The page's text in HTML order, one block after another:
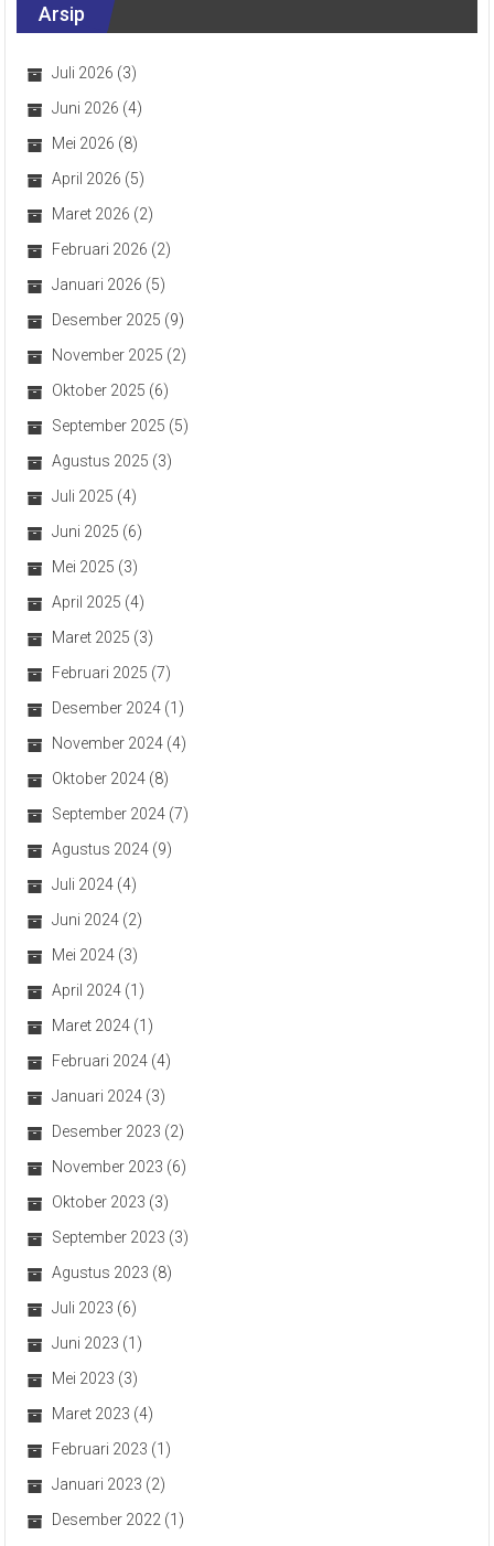
Arsip
Juli 2026 (3)
Juni 2026 (4)
Mei 2026 (8)
April 2026 (5)
Maret 2026 (2)
Februari 2026 (2)
Januari 2026 (5)
Desember 2025 (9)
November 2025 (2)
Oktober 2025 (6)
September 2025 (5)
Agustus 2025 (3)
Juli 2025 (4)
Juni 2025 (6)
Mei 2025 (3)
April 2025 (4)
Maret 2025 (3)
Februari 2025 (7)
Desember 2024 (1)
November 2024 (4)
Oktober 2024 (8)
September 2024 (7)
Agustus 2024 (9)
Juli 2024 (4)
Juni 2024 (2)
Mei 2024 (3)
April 2024 (1)
Maret 2024 (1)
Februari 2024 (4)
Januari 2024 (3)
Desember 2023 (2)
November 2023 (6)
Oktober 2023 (3)
September 2023 (3)
Agustus 2023 (8)
Juli 2023 (6)
Juni 2023 (1)
Mei 2023 (3)
Maret 2023 (4)
Februari 2023 (1)
Januari 2023 (2)
Desember 2022 (1)